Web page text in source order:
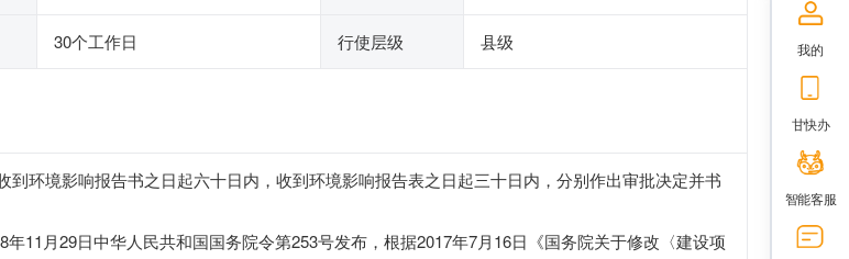
30个工作日 行使层级 县级
到环境影响报告书之日起六十日内，收到环境影响报告表之日起三十日内，分别作出审批决定并书
11月29日中华人民共和国国务院令第253号发布，根据2017年7月16日《国务院关于修改〈建设项
我的
甘快办
智能客服